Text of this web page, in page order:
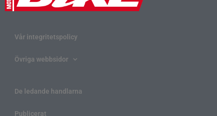
Vår integritetspolicy
Övriga webbsidor
De ledande handlarna
Publicerat